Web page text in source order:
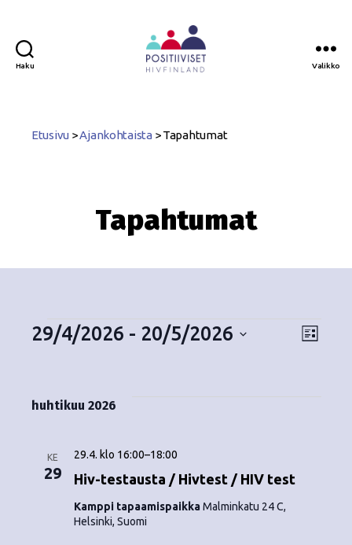
Haku Valikko
Etusivu >Ajankohtaista >Tapahtumat
Tapahtumat
NT
L
29/4/2026 - 20/5/2026
i
huhtikuu 2026
KE
29 Hiv-testausta / Hivtest / HIV test
29.4. klo 16:00–18:00
Kamppi tapaamispaikkaMalminkatu 24 C,
Helsinki, Suomi